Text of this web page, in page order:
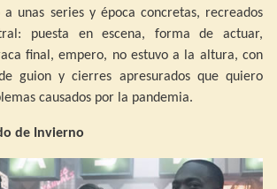
a unas series y época concretas, recreados
puesta en escena, forma de actuar,
final, empero, no estuvo a la altura, con
guion y cierres apresurados que quiero
causados por la pandemia.
de Invierno